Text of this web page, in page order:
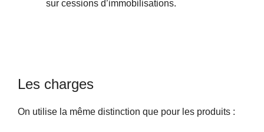
sur cessions d’immobilisations.
Les charges
On utilise la même distinction que pour les produits :